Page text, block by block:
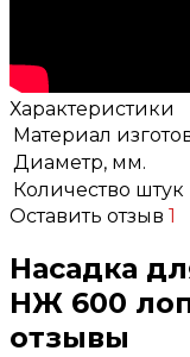
Характеристики
Материал
Диаметр, мм.
Количество штук
Оставить отзыв 1
Насадка
НЖ 600
отзывы